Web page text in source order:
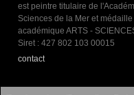
est peintre titulaire de
Sciences de la Mer et
académique ARTS -
Siret : 427 802 103 00015
contact